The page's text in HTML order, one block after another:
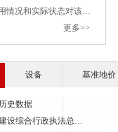
情况和实际状态对该…
更多>>
设备 基准地价
史数据
设综合行政执法总…